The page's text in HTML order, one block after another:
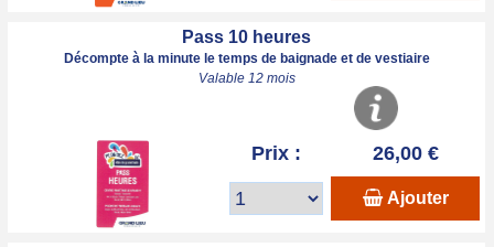
Pass 10 heures
Décompte à la minute le temps de baignade et de vestiaire
Valable 12 mois
Prix : 26,00 €
Ajouter